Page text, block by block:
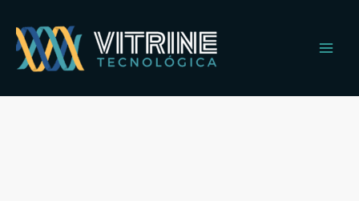
para
conteúdo